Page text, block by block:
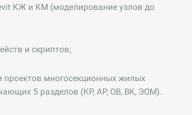
КЖ и КМ (моделирование узлов до
и скриптов;
многосекционных жилых
5 разделов (КР, АР, ОВ, ВК, ЭОМ).